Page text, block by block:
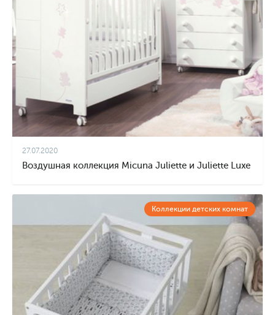
27.07.2020
Воздушная коллекция Micuna Juliette и Juliette Luxe
Коллекции детских комнат